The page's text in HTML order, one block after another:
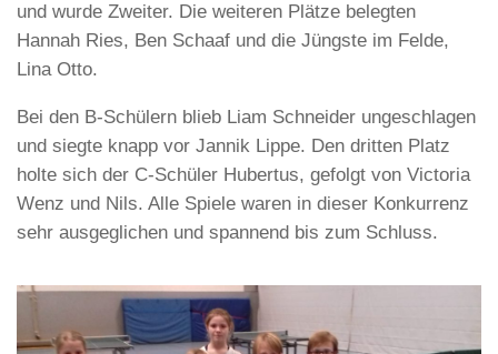
und wurde Zweiter. Die weiteren Plätze belegten
Hannah Ries, Ben Schaaf und die Jüngste im Felde,
Lina Otto.
Bei den B-Schülern blieb Liam Schneider ungeschlagen
und siegte knapp vor Jannik Lippe. Den dritten Platz
holte sich der C-Schüler Hubertus, gefolgt von Victoria
Wenz und Nils. Alle Spiele waren in dieser Konkurrenz
sehr ausgeglichen und spannend bis zum Schluss.